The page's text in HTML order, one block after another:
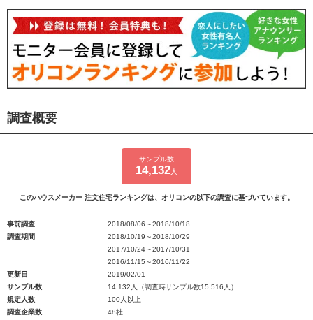
調査概要
サンプル数
14,132 人
このハウスメーカー 注文住宅ランキングは、オリコンの以下の調査に基づいています。
事前調査
2018/08/06～2018/10/18
調査期間
2018/10/19～2018/10/29
2017/10/24～2017/10/31
2016/11/15～2016/11/22
更新日
2019/02/01
サンプル数
14,132人（調査時サンプル数15,516人）
規定人数
100人以上
調査企業数
48社